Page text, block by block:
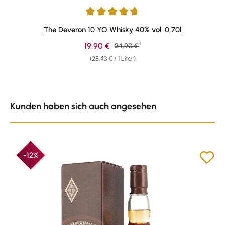
Durchschnittliche Bewertung von 4.74 von 5 Sternen
The Deveron 10 YO Whisky 40% vol. 0,70l
(28,43 € / 1 Liter)
Verkaufspreis:
19,90 € Regulärer Preis:
24,90 € 1
Kunden haben sich auch angesehen
-12%